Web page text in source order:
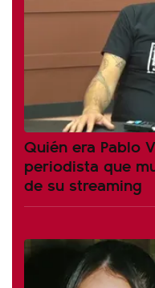
Quién era Pablo
periodista que
de su streaming